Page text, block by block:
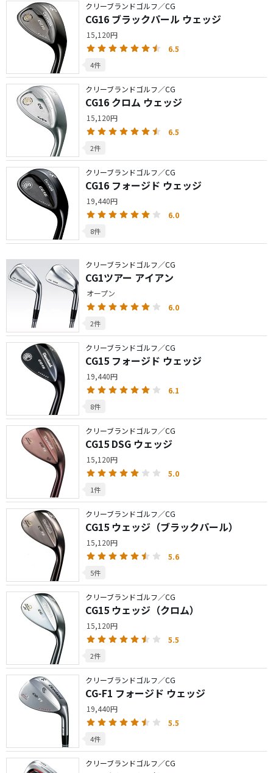
クリーブランドゴルフ／CG
CG16 ブラックパール ウェッジ
15,120円
6.5
4件
クリーブランドゴルフ／CG
CG16 クロム ウェッジ
15,120円
6.5
2件
クリーブランドゴルフ／CG
CG16 フォージド ウェッジ
19,440円
6.0
8件
クリーブランドゴルフ／CG
CG1ツアー アイアン
オープン
6.0
2件
クリーブランドゴルフ／CG
CG15 フォージド ウェッジ
19,440円
6.1
8件
クリーブランドゴルフ／CG
CG15 DSG ウェッジ
15,120円
5.0
1件
クリーブランドゴルフ／CG
CG15 ウェッジ（ブラックパール）
15,120円
5.6
5件
クリーブランドゴルフ／CG
CG15 ウェッジ（クロム）
15,120円
5.5
2件
クリーブランドゴルフ／CG
CG-F1 フォージド ウェッジ
19,440円
5.5
4件
クリーブランドゴルフ／CG